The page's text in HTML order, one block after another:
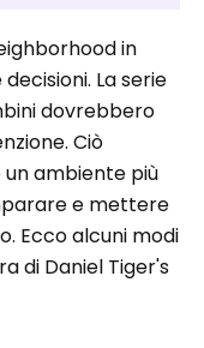
in
La serie
dovrebbero
Ciò
ambiente più
e mettere
Ecco alcuni modi
di Daniel Tiger's